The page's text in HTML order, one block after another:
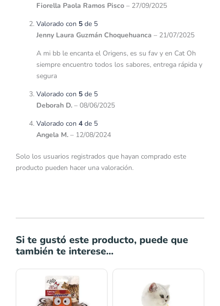
Fiorella Paola Ramos Pisco – 27/09/2025
Valorado con 5 de 5
Jenny Laura Guzmán Choquehuanca – 21/07/2025
A mi bb le encanta el Origens, es su fav y en Cat Oh
siempre encuentro todos los sabores, entrega rápida y
segura
Valorado con 5 de 5
Deborah D. – 08/06/2025
Valorado con 4 de 5
Angela M. – 12/08/2024
Solo los usuarios registrados que hayan comprado este
producto pueden hacer una valoración.
Si te gustó este producto, puede que
también te interese...